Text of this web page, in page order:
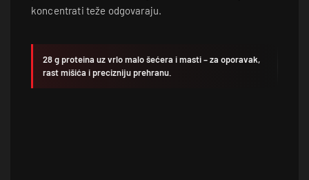
koncentrati teže odgovaraju.
28 g proteina uz vrlo malo šećera i masti – za oporavak,
rast mišića i precizniju prehranu.